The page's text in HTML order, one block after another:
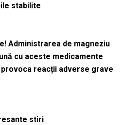
stabilite
Administrarea de magneziu
cu aceste medicamente
reacții adverse grave
stiri